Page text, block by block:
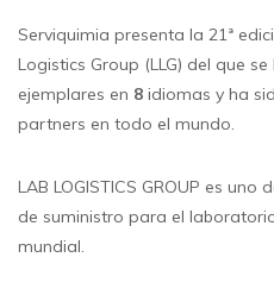
Serviquimia presenta la 21ª
Logistics Group (LLG) del que
ejemplares en 8 idiomas y ha
partners en todo el mundo.
LAB LOGISTICS GROUP es
de suministro para el
mundial.